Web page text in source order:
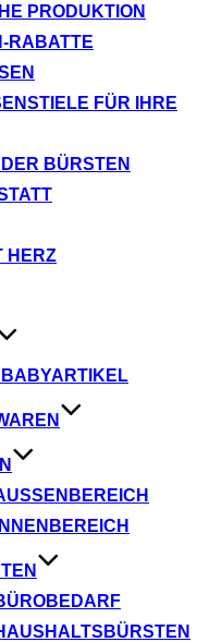
PRODUKTION
FÜR IHRE
BÜRSTEN
HERZ
BABYARTIKEL
INNENBEREICH